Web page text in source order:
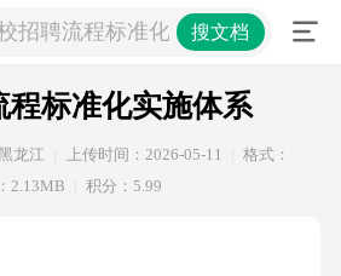
招聘流程标准化实施体系
搜文档
程标准化实施体系
龙江 上传时间：2026-05-11
格式：
2.13MB 积分：5.99